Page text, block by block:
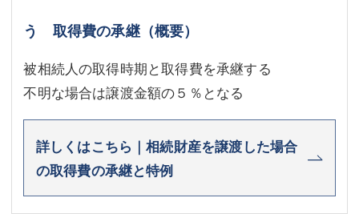
う 取得費の承継（概要）
被相続人の取得時期と取得費を承継する
不明な場合は譲渡金額の５％となる
詳しくはこちら｜相続財産を譲渡した場合
の取得費の承継と特例